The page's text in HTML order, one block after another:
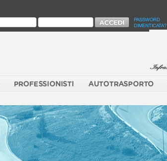
PASSWORD
DIMENTICATA?
PROFESSIONISTI AUTOTRASPORTO